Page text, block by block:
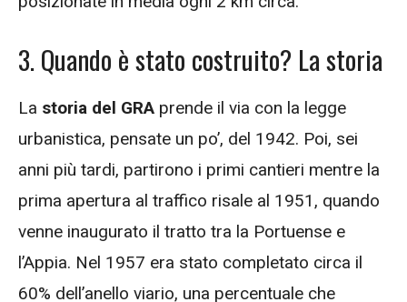
3. Quando è stato costruito? La storia
La storia del GRA prende il via con la legge
urbanistica, pensate un po’, del 1942. Poi, sei
anni più tardi, partirono i primi cantieri mentre la
prima apertura al traffico risale al 1951, quando
venne inaugurato il tratto tra la Portuense e
l’Appia. Nel 1957 era stato completato circa il
60% dell’anello viario, una percentuale che